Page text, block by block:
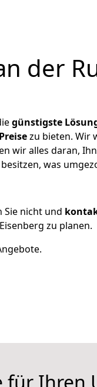
der
günstigste
zu bieten. Wir
wir alles daran,
was
Sie nicht und
zu planen.